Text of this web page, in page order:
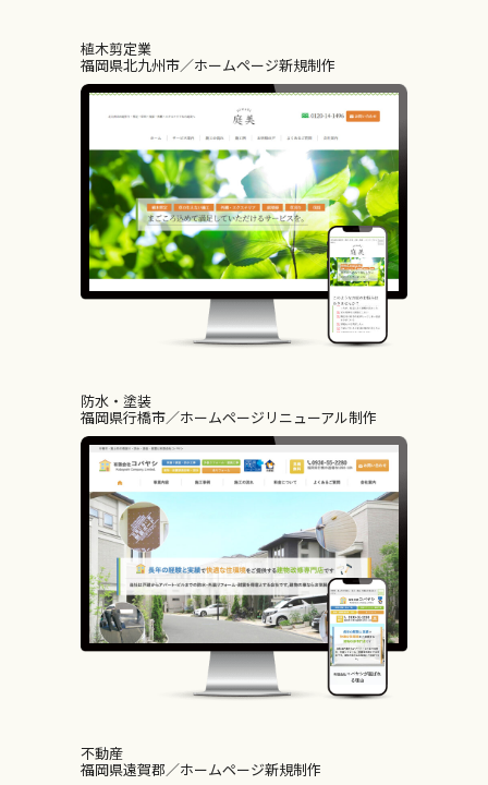
植木剪定業
福岡県北九州市 ホームページ新規制作
防水・塗装
福岡県行橋市 ホームページリニューアル制作
不動産
福岡県遠賀郡 ホームページ新規制作